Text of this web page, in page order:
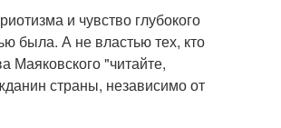
и чувство глубокого
была. А не властью тех, кто
Маяковского "читайте,
страны, независимо от